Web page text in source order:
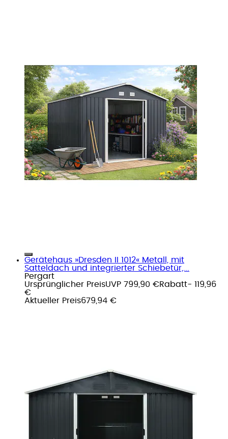
Gerätehaus »Dresden II 1012« Metall, mit
Satteldach und integrierter Schiebetür,...
Pergart
Ursprünglicher PreisUVP 799,90 €Rabatt- 119,96
€
Aktueller Preis679,94 €